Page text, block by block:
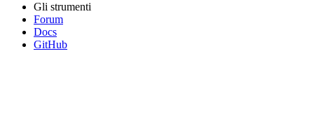
Gli strumenti
Forum
Docs
GitHub